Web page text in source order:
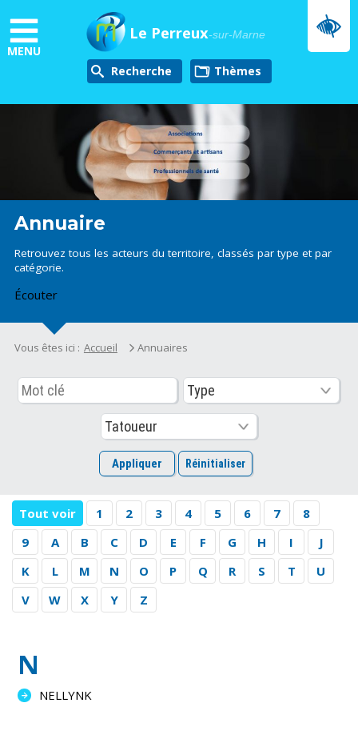
au
contenu
principal
MENU
Le Perreux-sur-Marne
Recherche thèmes
Annuaire
Retrouvez tous les acteurs du territoire, classés par type et par
catégorie.
Écouter
Vous êtes ici : Accueil Annuaires
Tout voir 1 2 3 4 5 6 7
8
9
A B C D E F G H I
J
K
L M N O P Q R S T
U
V
W X Y Z
N
NELLYNK